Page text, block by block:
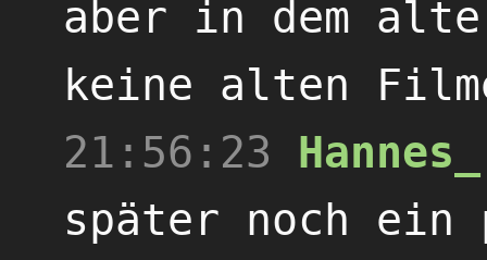
aber in dem
keine alten
21:56:23
Hannes_
später noch ein